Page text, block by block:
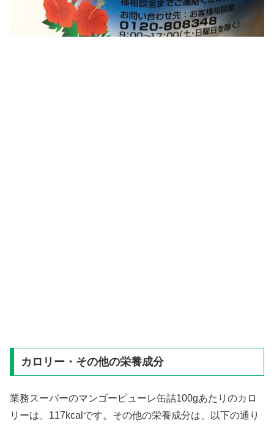
カロリー・その他の栄養成分
業務スーパーのマンゴーピューレ缶詰100gあたりのカロ
リーは、117kcalです。その他の栄養成分は、以下の通り